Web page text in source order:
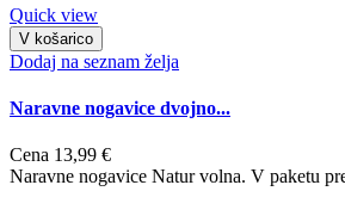
Quick view
V košarico
Dodaj na seznam želja
Naravne nogavice dvojno...
Cena 13,99 €
Naravne nogavice Natur volna. V paketu